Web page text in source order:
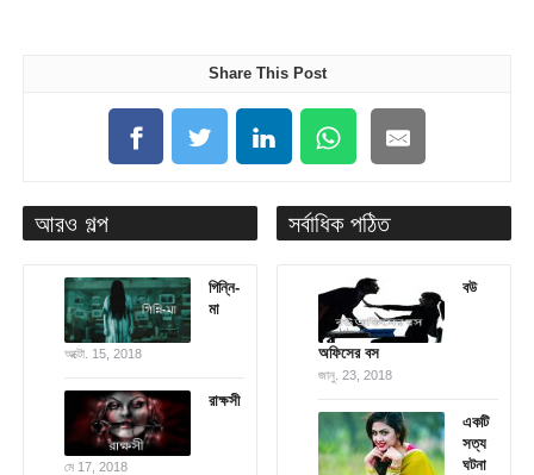
Share This Post
আরও গল্প
গিন্নি-
মা
অক্টো. 15, 2018
রাক্ষসী
মে 17, 2018
সর্বাধিক পঠিত
বউ
অফিসের বস
জানু. 23, 2018
একটি
সত্য
ঘটনা